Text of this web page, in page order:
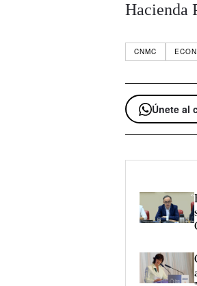
Hacienda
CNMC
Únete al